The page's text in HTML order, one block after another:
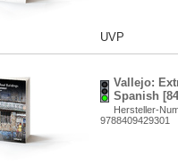
UVP
Vallejo:
Spanish
Hersteller-
9788409429301